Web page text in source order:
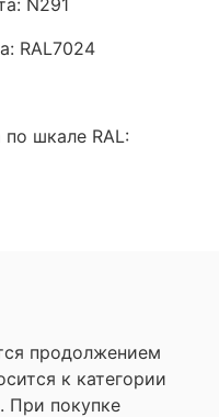
RAL7024
шкале RAL:
продолжением
к категории
При покупке